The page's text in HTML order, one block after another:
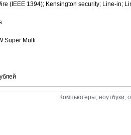
(IEEE 1394); Kensington security; Line-in;
Super Multi
Компьютеры, ноутбуки,